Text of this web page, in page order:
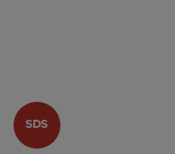
SDS